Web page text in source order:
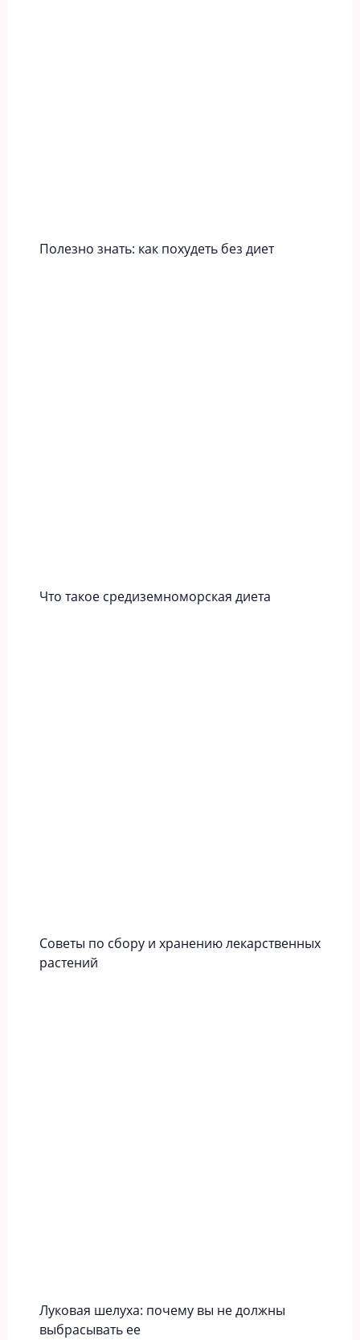
Полезно знать: как похудеть без диет
Что такое средиземноморская диета
Советы по сбору и хранению лекарственных
растений
Луковая шелуха: почему вы не должны
выбрасывать ее